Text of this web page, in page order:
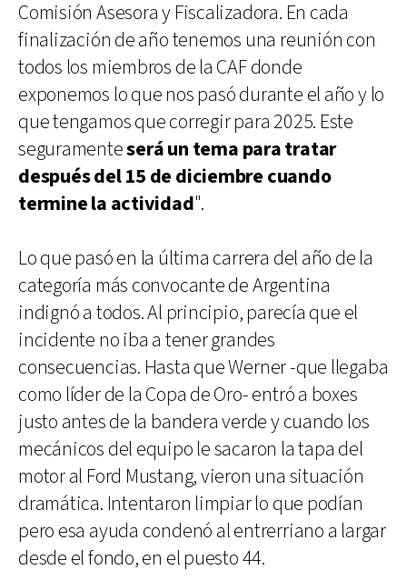
Comisión Asesora y Fiscalizadora. En cada
finalización de año tenemos una reunión con
todos los miembros de la CAF donde
exponemos lo que nos pasó durante el año y lo
que tengamos que corregir para 2025. Este
seguramenteserá un tema para tratar
después del 15 de diciembre cuando
termine la actividad".
Lo que pasó en la última carrera del año de la
categoría más convocante de Argentina
indignó a todos. Al principio, parecía que el
incidente no iba a tener grandes
consecuencias. Hasta que Werner -que llegaba
como líder de la Copa de Oro- entró a boxes
justo antes de la bandera verde y cuando los
mecánicos del equipo le sacaron la tapa del
motor al Ford Mustang, vieron una situación
dramática. Intentaron limpiar lo que podían
pero esa ayuda condenó al entrerriano a largar
desde el fondo, en el puesto 44.